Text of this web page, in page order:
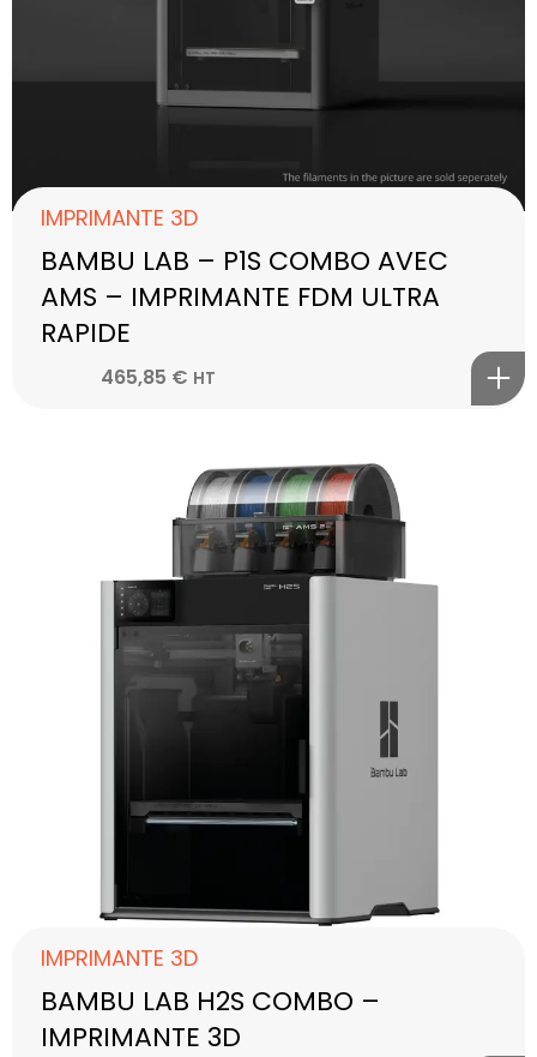
IMPRIMANTE 3D
BAMBU LAB – P1S COMBO AVEC
AMS – IMPRIMANTE FDM ULTRA
RAPIDE
465,85 € HT
IMPRIMANTE 3D
BAMBU LAB H2S COMBO –
IMPRIMANTE 3D